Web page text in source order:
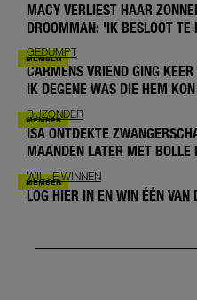
MACY VERLIEST HAAR
DROOMMAN: 'IK BESLOOT TE
GEDUMPT
CARMENS VRIEND GING
IK DEGENE WAS DIE HEM
BIJZONDER
ISA ONTDEKTE
MAANDEN LATER MET
WIL JE WINNEN
LOG HIER IN EN WIN ÉÉN